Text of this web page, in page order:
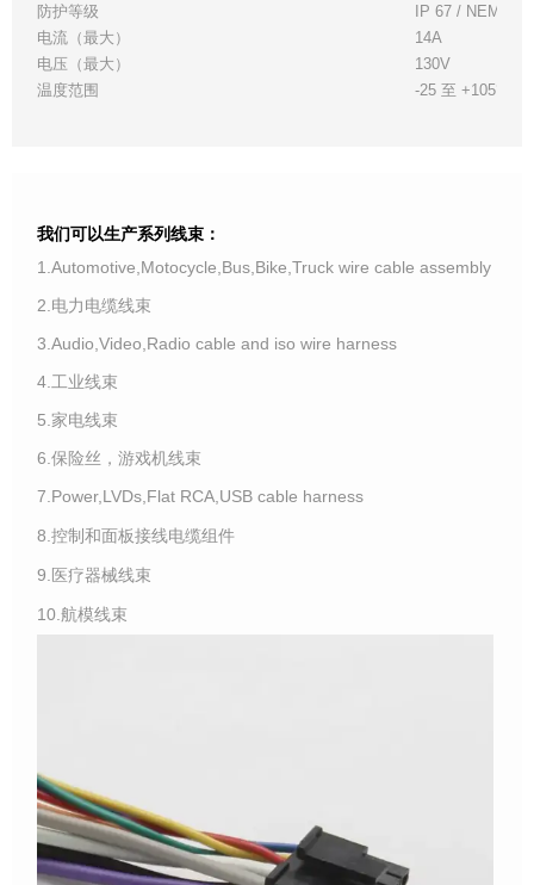
防护等级
IP 67 / NEMA 6P
电流（最大）
14A
电压（最大）
130V
温度范围
-25 至 +105°C
我们可以生产系列线束：
1.Automotive,Motocycle,Bus,Bike,Truck wire cable assembly
2.电力电缆线束
3.Audio,Video,Radio cable and iso wire harness
4.工业线束
5.家电线束
6.保险丝，游戏机线束
7.Power,LVDs,Flat RCA,USB cable harness
8.控制和面板接线电缆组件
9.医疗器械线束
10.航模线束